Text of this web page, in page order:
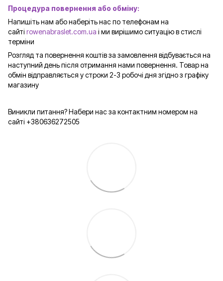
Процедура повернення або обміну:
Напишіть нам або наберіть нас по телефонам на
сайті rowenabraslet.com.ua і ми вирішимо ситуацію в стислі
терміни
Розгляд та повернення коштів за замовлення відбувається на
наступний день після отримання нами повернення. Товар на
обмін відправляється у строки 2-3 робочі дня згідно з графіку
магазину
Виникли питання? Набери нас за контактним номером на
сайті +380636272505